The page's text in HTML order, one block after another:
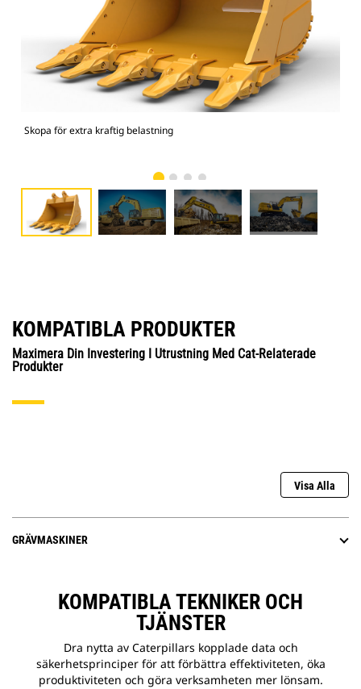
Skopa för extra kraftig belastning
KOMPATIBLA PRODUKTER
Maximera Din Investering I Utrustning Med Cat-Relaterade
Produkter
Visa Alla
GRÄVMASKINER
KOMPATIBLA TEKNIKER OCH
TJÄNSTER
Dra nytta av Caterpillars kopplade data och
säkerhetsprinciper för att förbättra effektiviteten, öka
produktiviteten och göra verksamheten mer lönsam.